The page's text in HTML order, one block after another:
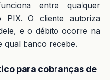
entre qualquer
PIX. O cliente autoriza
e o débito ocorre na
qual banco recebe.
para cobranças de